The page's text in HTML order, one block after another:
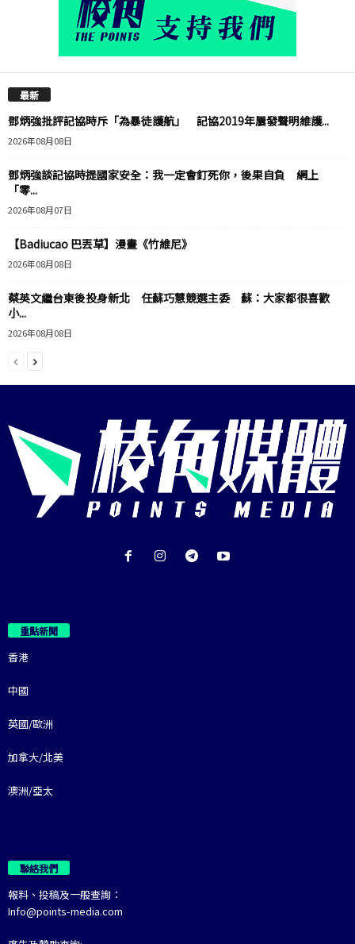
最新
鄧炳強批評記協時斥「為暴徒護航」 記協2019年屢發聲明維護...
2026年08月08日
鄧炳強談記協時提國家安全：我一定會釘死你，後果自負 網上
「零...
2026年08月07日
【Badiucao 巴丟草】漫畫《竹維尼》
2026年08月08日
蔡英文繼台東後投身新北 任蘇巧慧競選主委 蘇：大家都很喜歡
小...
2026年08月08日
重點新聞
香港
中國
英國/歐洲
加拿大/北美
澳洲/亞太
聯絡我們
報料、投稿及一般查詢：
Info@points-media.com